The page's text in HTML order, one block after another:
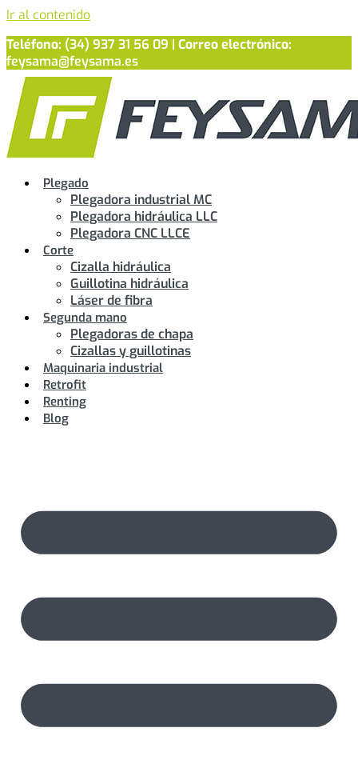
Ir al contenido
Teléfono: (34) 937 31 56 09 | Correo electrónico:
feysama@feysama.es
Plegado
Plegadora industrial MC
Plegadora hidráulica LLC
Plegadora CNC LLCE
Corte
Cizalla hidráulica
Guillotina hidráulica
Láser de fibra
Segunda mano
Plegadoras de chapa
Cizallas y guillotinas
Maquinaria industrial
Retrofit
Renting
Blog